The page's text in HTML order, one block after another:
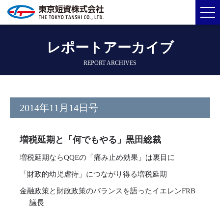
レポートアーカイブ
REPORT ARCHIVES
2014年11月14日号
増税延期と「何でもやる」黒田総裁
増税延期ならQQEの「痛み止め効果」は裏目に
「財政的幼児虐待」につながり得る増税延期
金融政策と財政政策のバランスを語ったイエレンFRB
議長